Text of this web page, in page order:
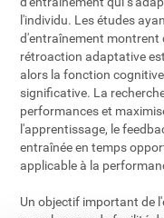
l'individu. Les études
d'entraînement montrent
rétroaction adaptative
alors la fonction
significative. La
performances et
l'apprentissage, le
entraînée en temps
applicable à la
Un objectif important de